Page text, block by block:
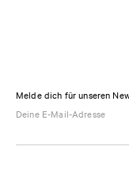
Melde dich für unseren